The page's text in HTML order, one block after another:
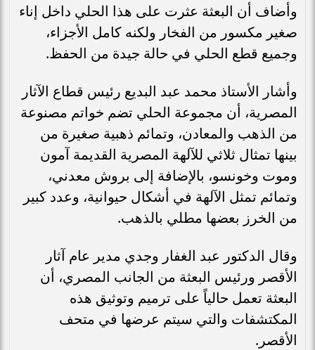
وأضاف أن البعثة عثرت على هذا الحلي داخل إناء
صغير مكسور من الفخار ولكنه كامل الأجزاء،
وجميع قطع الحلي في حالة جيدة من الحفظ.
وأشار الأستاذ محمد عبد البديع رئيس قطاع الآثار
المصرية، أن مجموعة الحلي تضم خواتم مصنوعة
من الذهب والمعادن، وتمائم ذهبية صغيرة من
بينها تمثال ثلاثي للآلهة المصرية القديمة آمون
وموت وخونسو، بالإضافة إلى بروش معدني،
وتمائم تمثل الآلهة في أشكال حيوانية، وعدد كبير
من الخرز بعضها مطلي بالذهب.
وقال الدكتور عبد الغفار وجدي مدير عام آثار
الأقصر ورئيس البعثة من الجانب المصري، أن
البعثة تعمل حالياً على ترميم وتوثيق هذه
المكتشفات والتي سيتم عرضها في متحف
الأقصر.